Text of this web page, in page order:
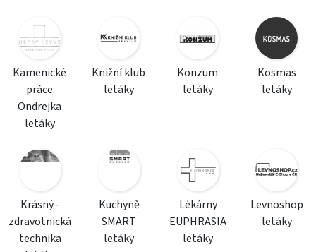
Kamenické
práce
Ondrejka
letáky
Knižní klub
letáky
Konzum
letáky
Kosmas
letáky
Krásný -
zdravotnická
technika
Kuchyně
SMART
letáky
Lékárny
EUPHRASIA
letáky
Levnoshop
letáky